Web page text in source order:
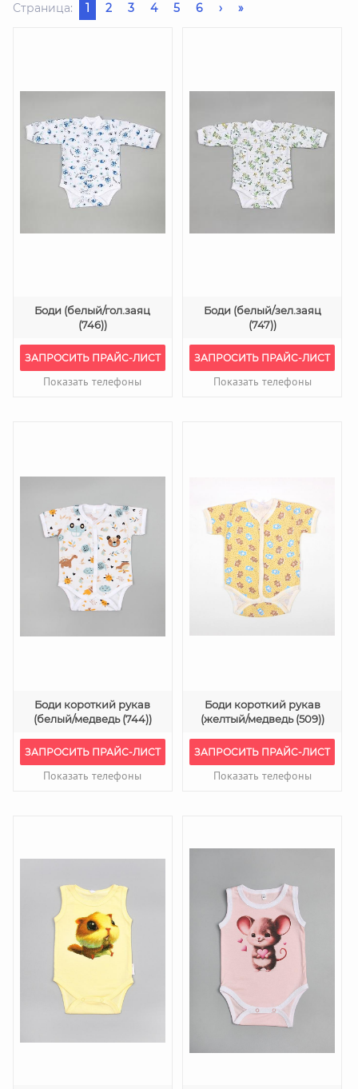
Страница: 1 2 3 4 5 6 › »
Боди (белый/гол.заяц
(746))
ЗАПРОСИТЬ ПРАЙС-ЛИСТ
Показать телефоны
Боди (белый/зел.заяц
(747))
ЗАПРОСИТЬ ПРАЙС-ЛИСТ
Показать телефоны
Боди короткий рукав
(белый/медведь (744))
ЗАПРОСИТЬ ПРАЙС-ЛИСТ
Показать телефоны
Боди короткий рукав
(желтый/медведь (509))
ЗАПРОСИТЬ ПРАЙС-ЛИСТ
Показать телефоны